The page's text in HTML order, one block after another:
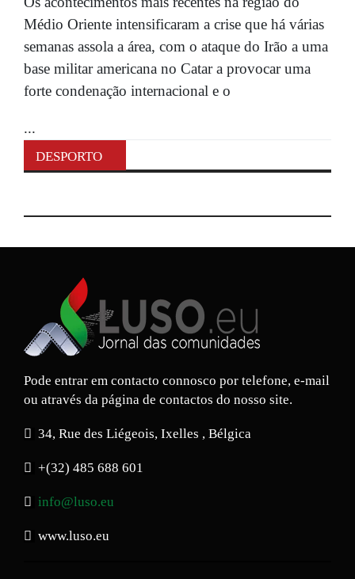
Médio Oriente intensificaram a crise que há várias
semanas assola a área, com o ataque do Irão a uma
base militar americana no Catar a provocar uma
forte condenação internacional e o
...
DESPORTO
Pode entrar em contacto connosco por telefone, e-mail
ou através da página de contactos do nosso site.
34, Rue des Liégeois, Ixelles , Bélgica
+(32) 485 688 601
info@luso.eu
www.luso.eu